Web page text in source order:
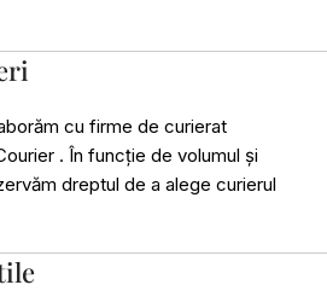
cu firme de curierat
. În funcție de volumul și
dreptul de a alege curierul